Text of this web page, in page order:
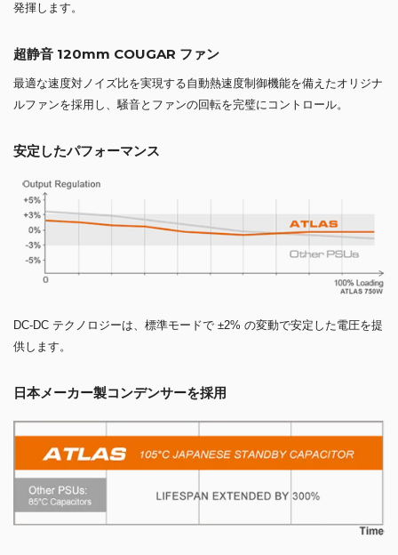
発揮します。
超静音 120mm COUGAR ファン
最適な速度対ノイズ比を実現する自動熱速度制御機能を備えたオリジナ
ルファンを採用し、騒音とファンの回転を完璧にコントロール。
安定したパフォーマンス
DC-DC テクノロジーは、標準モードで ±2% の変動で安定した電圧を提
供します。
日本メーカー製コンデンサーを採用